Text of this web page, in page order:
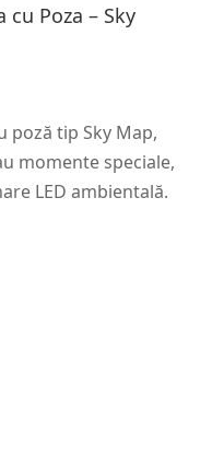
cu Poza – Sky
poză tip Sky Map,
momente speciale,
LED ambientală.